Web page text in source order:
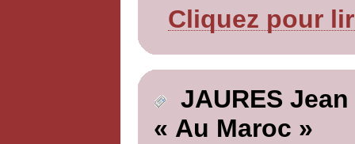
Cliquez pour
JAURES Jean
« Au Maroc »